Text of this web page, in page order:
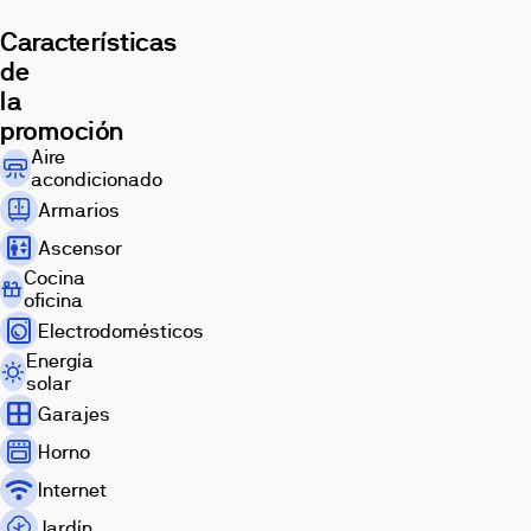
espacio
multiusos
en
planta
alta.
Ubicada
en
Valencia,
Nova
Urbe
se
integra
en
un
entorno
urbano
consolidado,
con
acceso
Características
de
la
promoción
Aire
acondicionado
Armarios
Ascensor
Cocina
oficina
Electrodomésticos
Energía
solar
Garajes
Horno
Internet